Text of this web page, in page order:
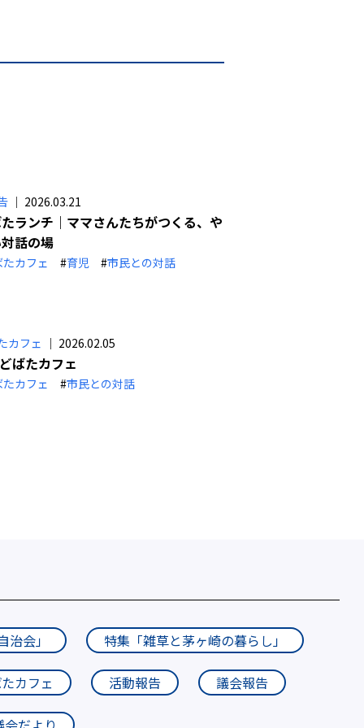
｜ 2026.03.21
ランチ｜ママさんたちがつくる、や
話の場
カフェ #育児 #市民との対話
カフェ ｜ 2026.02.05
ばたカフェ
カフェ #市民との対話
治会」 特集「雑草と茅ヶ崎の暮らし」
カフェ 活動報告 議会報告